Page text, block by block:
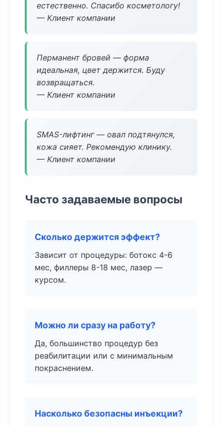
естественно. Спасибо косметологу!
— Клиент компании
Перманент бровей — форма
идеальная, цвет держится. Буду
возвращаться.
— Клиент компании
SMAS-лифтинг — овал подтянулся,
кожа сияет. Рекомендую клинику.
— Клиент компании
Часто задаваемые вопросы
Сколько держится эффект?
Зависит от процедуры: ботокс 4-6
мес, филлеры 8-18 мес, лазер —
курсом.
Можно ли сразу на работу?
Да, большинство процедур без
реабилитации или с минимальным
покраснением.
Насколько безопасны инъекции?